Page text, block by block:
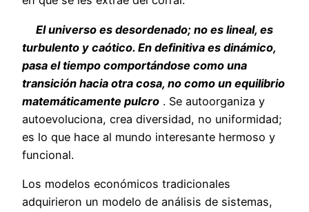
El universo es desordenado; no es lineal, es
turbulento y caótico. En definitiva es dinámico,
pasa el tiempo comportándose como una
transición hacia otra cosa, no como un equilibrio
matemáticamente pulcro . Se autoorganiza y
autoevoluciona, crea diversidad, no uniformidad;
es lo que hace al mundo interesante hermoso y
funcional.
Los modelos económicos tradicionales
adquirieron un modelo de análisis de sistemas,